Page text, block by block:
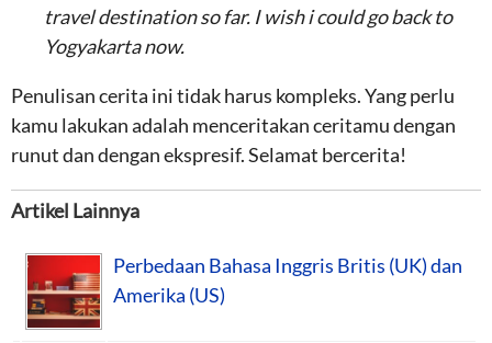
travel destination so far. I wish i could go back to
Yogyakarta now.
Penulisan cerita ini tidak harus kompleks. Yang perlu
kamu lakukan adalah menceritakan ceritamu dengan
runut dan dengan ekspresif. Selamat bercerita!
Artikel Lainnya
Perbedaan Bahasa Inggris Britis (UK) dan
Amerika (US)